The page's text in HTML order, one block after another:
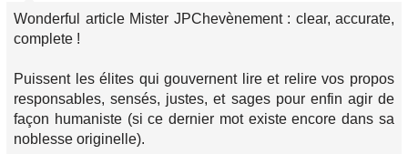
Wonderful article Mister JPChevènement : clear, accurate,
complete !
Puissent les élites qui gouvernent lire et relire vos propos
responsables, sensés, justes, et sages pour enfin agir de
façon humaniste (si ce dernier mot existe encore dans sa
noblesse originelle).